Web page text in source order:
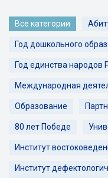
Все категории
Год дошкольного
Год единства народов
Международная
Образование
80 лет Победе
Институт
Институт